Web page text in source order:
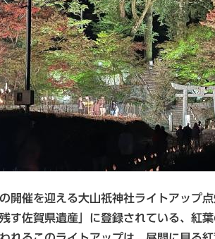
催を迎える大山祇神社ライトアップ
す佐賀県遺産」に登録されている、紅